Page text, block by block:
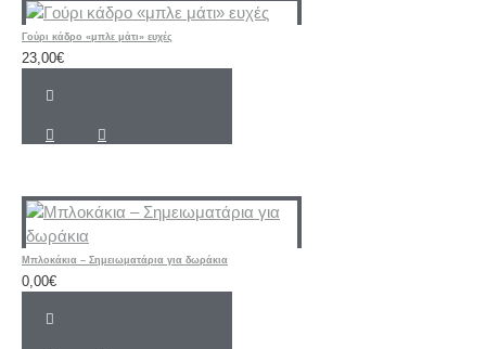
Γούρι κάδρο «μπλε μάτι» ευχές
23,00€
Μπλοκάκια – Σημειωματάρια για δωράκια
0,00€